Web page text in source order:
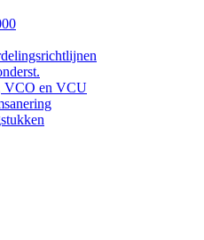
en VCU